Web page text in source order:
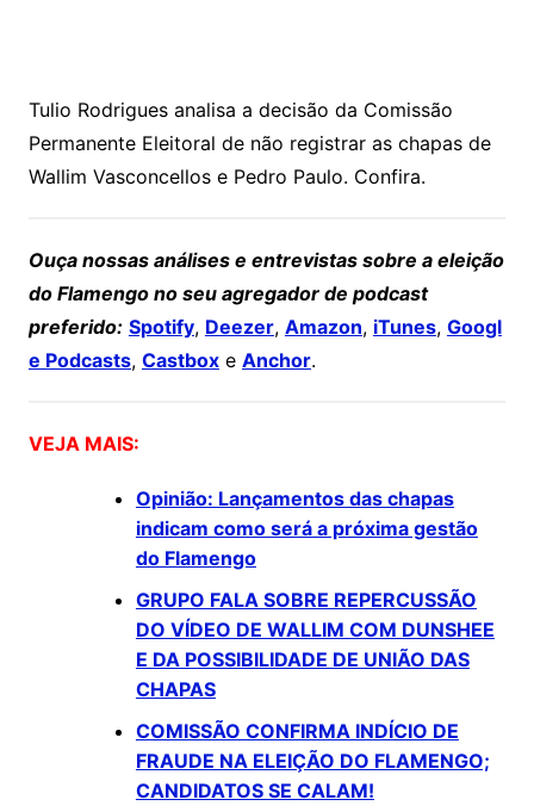
Tulio Rodrigues analisa a decisão da Comissão
Permanente Eleitoral de não registrar as chapas de
Wallim Vasconcellos e Pedro Paulo. Confira.
Ouça nossas análises e entrevistas sobre a eleição
do Flamengo no seu agregador de podcast
preferido: Spotify, Deezer, Amazon, iTunes, Googl
e Podcasts, Castboxe Anchor.
VEJA MAIS:
Opinião: Lançamentos das chapas
indicam como será a próxima gestão
do Flamengo
GRUPO FALA SOBRE REPERCUSSÃO
DO VÍDEO DE WALLIM COM DUNSHEE
E DA POSSIBILIDADE DE UNIÃO DAS
CHAPAS
COMISSÃO CONFIRMA INDÍCIO DE
FRAUDE NA ELEIÇÃO DO FLAMENGO;
CANDIDATOS SE CALAM!